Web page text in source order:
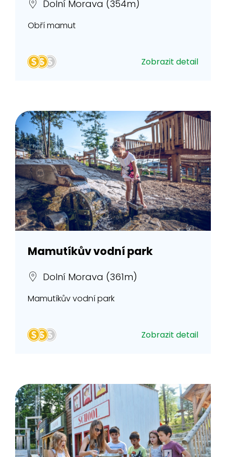
Dolní Morava (354m)
Obří mamut
Zobrazit detail
Mamutíkův vodní park
Dolní Morava (361m)
Mamutíkův vodní park
Zobrazit detail